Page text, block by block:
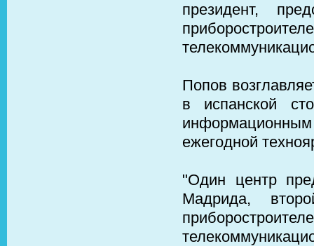
президент,
Попов
в испанской
информационным
ежегодной
"Один центр
Мадрида,